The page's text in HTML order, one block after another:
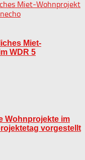
Miet-
WDR 5
Wohnprojekte im
vorgestellt